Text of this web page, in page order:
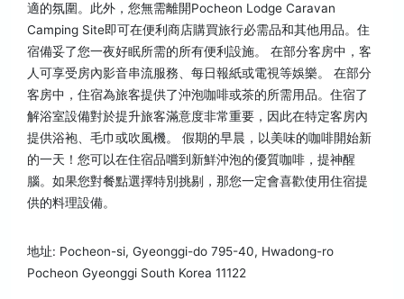
適的氛圍。此外，您無需離開Pocheon Lodge Caravan
Camping Site即可在便利商店購買旅行必需品和其他用品。住
宿備妥了您一夜好眠所需的所有便利設施。 在部分客房中，客
人可享受房內影音串流服務、每日報紙或電視等娛樂。 在部分
客房中，住宿為旅客提供了沖泡咖啡或茶的所需用品。住宿了
解浴室設備對於提升旅客滿意度非常重要，因此在特定客房內
提供浴袍、毛巾或吹風機。 假期的早晨，以美味的咖啡開始新
的一天！您可以在住宿品嚐到新鮮沖泡的優質咖啡，提神醒
腦。如果您對餐點選擇特別挑剔，那您一定會喜歡使用住宿提
供的料理設備。
地址: Pocheon-si, Gyeonggi-do 795-40, Hwadong-ro
Pocheon Gyeonggi South Korea 11122